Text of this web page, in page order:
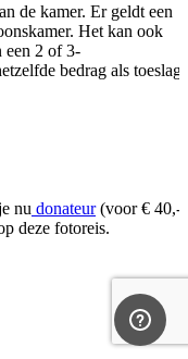
de kamer. Er geldt een
Het kan ook
een 2 of 3-
bedrag als toeslag
nu donateur(voor € 40,-
deze fotoreis.